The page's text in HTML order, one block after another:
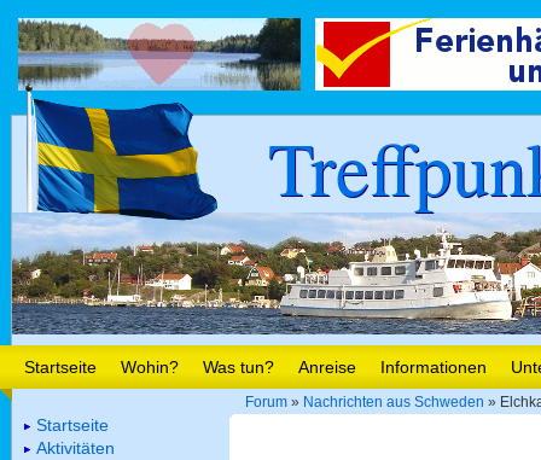
Startseite Wohin? Was tun? Anreise Informationen
Forum » Nachrichten aus Schweden »
Startseite
Aktivitäten